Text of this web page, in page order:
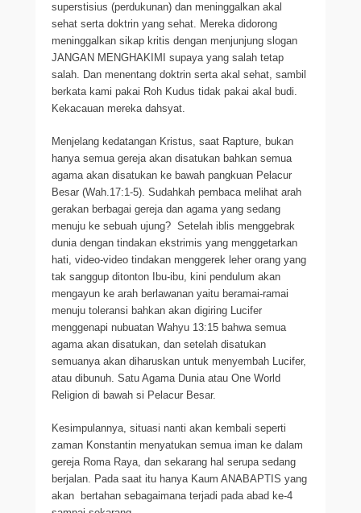
superstisius (perdukunan) dan meninggalkan akal
sehat serta doktrin yang sehat. Mereka didorong
meninggalkan sikap kritis dengan menjunjung slogan
JANGAN MENGHAKIMI supaya yang salah tetap
salah. Dan menentang doktrin serta akal sehat, sambil
berkata kami pakai Roh Kudus tidak pakai akal budi.
Kekacauan mereka dahsyat.
Menjelang kedatangan Kristus, saat Rapture, bukan
hanya semua gereja akan disatukan bahkan semua
agama akan disatukan ke bawah pangkuan Pelacur
Besar (Wah.17:1-5). Sudahkah pembaca melihat arah
gerakan berbagai gereja dan agama yang sedang
menuju ke sebuah ujung? Setelah iblis menggebrak
dunia dengan tindakan ekstrimis yang menggetarkan
hati, video-video tindakan menggerek leher orang yang
tak sanggup ditonton Ibu-ibu, kini pendulum akan
mengayun ke arah berlawanan yaitu beramai-ramai
menuju toleransi bahkan akan digiring Lucifer
menggenapi nubuatan Wahyu 13:15 bahwa semua
agama akan disatukan, dan setelah disatukan
semuanya akan diharuskan untuk menyembah Lucifer,
atau dibunuh. Satu Agama Dunia atau One World
Religion di bawah si Pelacur Besar.
Kesimpulannya, situasi nanti akan kembali seperti
zaman Konstantin menyatukan semua iman ke dalam
gereja Roma Raya, dan sekarang hal serupa sedang
berjalan. Pada saat itu hanya Kaum ANABAPTIS yang
akan bertahan sebagaimana terjadi pada abad ke-4